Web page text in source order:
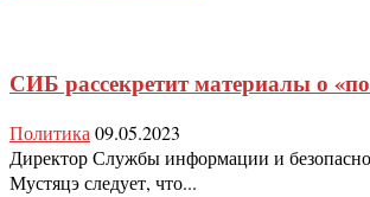
СИБ рассекретит материалы о
Политика09.05.2023
Директор Службы информации и
Мустяцэ следует, что...